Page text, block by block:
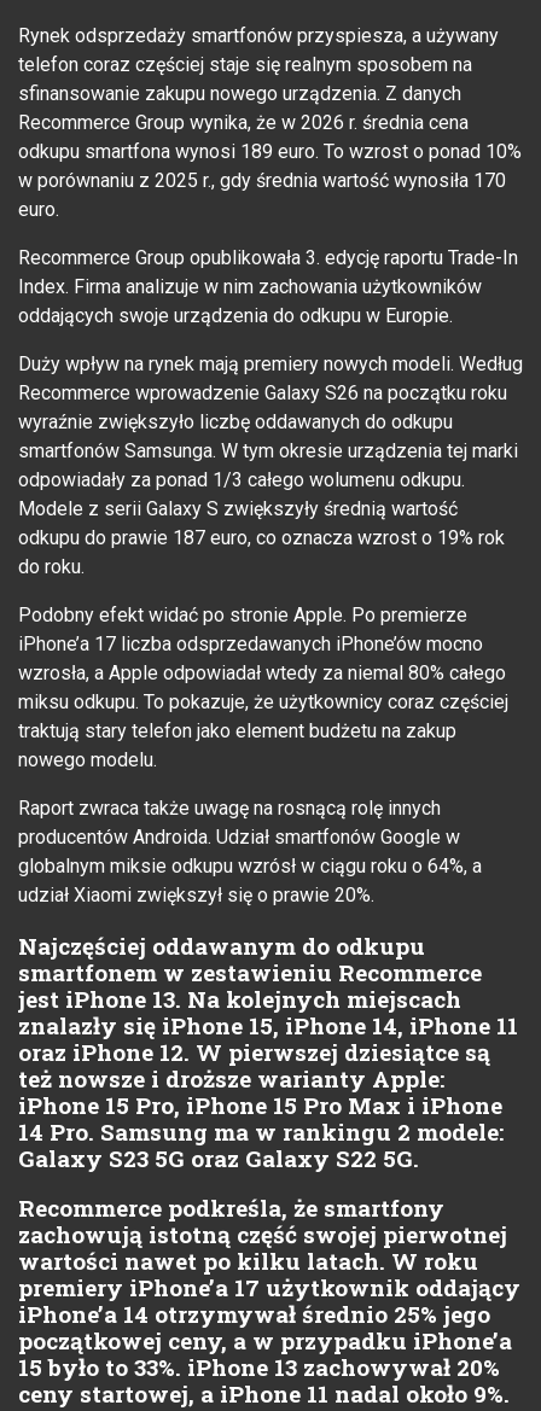
Rynek odsprzedaży smartfonów przyspiesza, a używany
telefon coraz częściej staje się realnym sposobem na
sfinansowanie zakupu nowego urządzenia. Z danych
Recommerce Group wynika, że w 2026 r. średnia cena
odkupu smartfona wynosi 189 euro. To wzrost o ponad 10%
w porównaniu z 2025 r., gdy średnia wartość wynosiła 170
euro.
Recommerce Group opublikowała 3. edycję raportu Trade-In
Index. Firma analizuje w nim zachowania użytkowników
oddających swoje urządzenia do odkupu w Europie.
Duży wpływ na rynek mają premiery nowych modeli. Według
Recommerce wprowadzenie Galaxy S26 na początku roku
wyraźnie zwiększyło liczbę oddawanych do odkupu
smartfonów Samsunga. W tym okresie urządzenia tej marki
odpowiadały za ponad 1/3 całego wolumenu odkupu.
Modele z serii Galaxy S zwiększyły średnią wartość
odkupu do prawie 187 euro, co oznacza wzrost o 19% rok
do roku.
Podobny efekt widać po stronie Apple. Po premierze
iPhone’a 17 liczba odsprzedawanych iPhone’ów mocno
wzrosła, a Apple odpowiadał wtedy za niemal 80% całego
miksu odkupu. To pokazuje, że użytkownicy coraz częściej
traktują stary telefon jako element budżetu na zakup
nowego modelu.
Raport zwraca także uwagę na rosnącą rolę innych
producentów Androida. Udział smartfonów Google w
globalnym miksie odkupu wzrósł w ciągu roku o 64%, a
udział Xiaomi zwiększył się o prawie 20%.
Najczęściej oddawanym do odkupu
smartfonem w zestawieniu Recommerce
jest iPhone 13. Na kolejnych miejscach
znalazły się iPhone 15, iPhone 14, iPhone 11
oraz iPhone 12. W pierwszej dziesiątce są
też nowsze i droższe warianty Apple:
iPhone 15 Pro, iPhone 15 Pro Max i iPhone
14 Pro. Samsung ma w rankingu 2 modele:
Galaxy S23 5G oraz Galaxy S22 5G.
Recommerce podkreśla, że smartfony
zachowują istotną część swojej pierwotnej
wartości nawet po kilku latach. W roku
premiery iPhone’a 17 użytkownik oddający
iPhone’a 14 otrzymywał średnio 25% jego
początkowej ceny, a w przypadku iPhone’a
15 było to 33%. iPhone 13 zachowywał 20%
ceny startowej, a iPhone 11 nadal około 9%.